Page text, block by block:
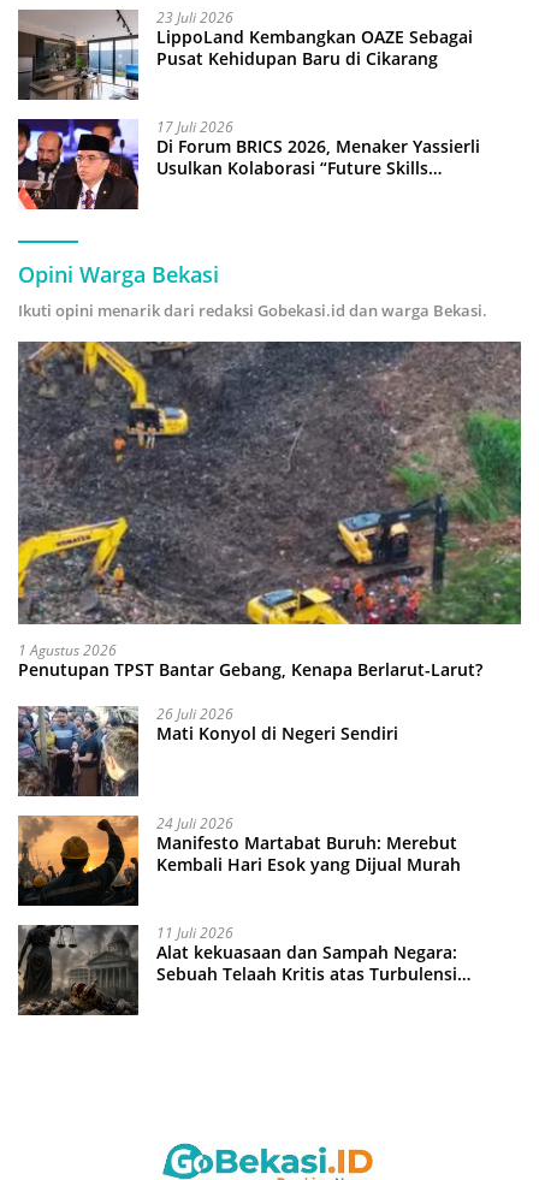
23 Juli 2026
LippoLand Kembangkan OAZE Sebagai
Pusat Kehidupan Baru di Cikarang
17 Juli 2026
Di Forum BRICS 2026, Menaker Yassierli
Usulkan Kolaborasi “Future Skills
Opini Warga Bekasi
Ikuti opini menarik dari redaksi Gobekasi.id dan warga Bekasi.
1 Agustus 2026
Penutupan TPST Bantar Gebang, Kenapa Berlarut-Larut?
26 Juli 2026
Mati Konyol di Negeri Sendiri
24 Juli 2026
Manifesto Martabat Buruh: Merebut
Kembali Hari Esok yang Dijual Murah
11 Juli 2026
Alat kekuasaan dan Sampah Negara:
Sebuah Telaah Kritis atas Turbulensi